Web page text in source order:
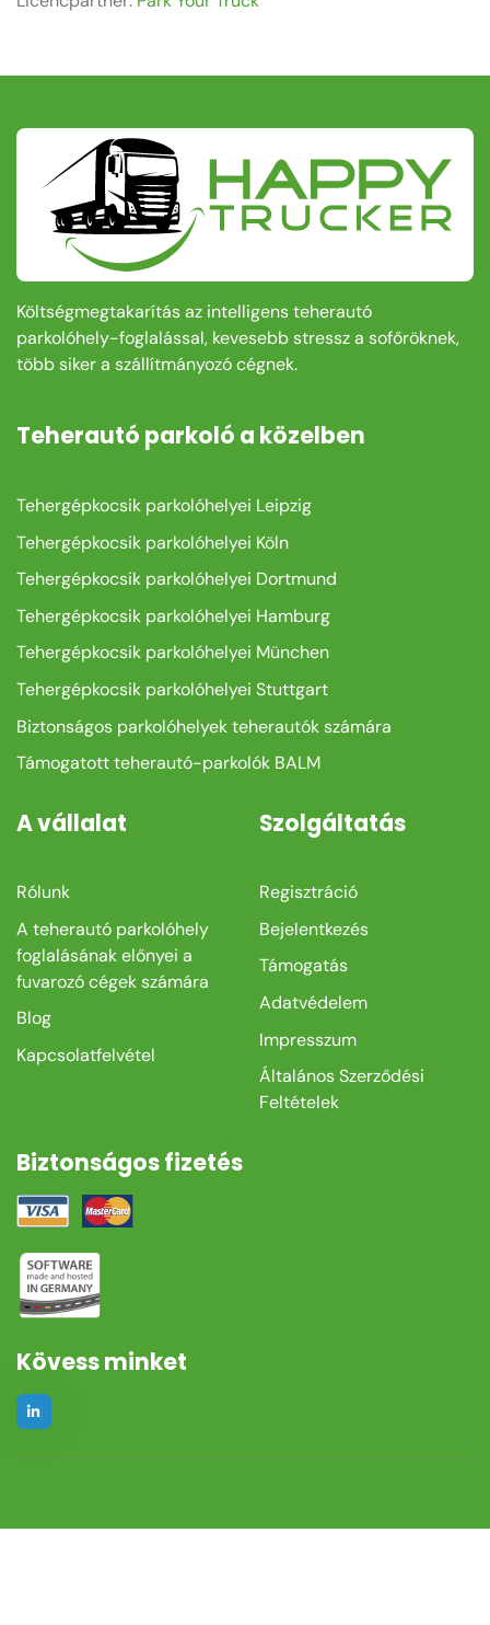
Költségmegtakarítás az intelligens teherautó
parkolóhely-foglalással, kevesebb stressz a sofőröknek,
több siker a szállítmányozó cégnek.
Teherautó parkoló a közelben
Tehergépkocsik parkolóhelyei Leipzig
Tehergépkocsik parkolóhelyei Köln
Tehergépkocsik parkolóhelyei Dortmund
Tehergépkocsik parkolóhelyei Hamburg
Tehergépkocsik parkolóhelyei München
Tehergépkocsik parkolóhelyei Stuttgart
Biztonságos parkolóhelyek teherautók számára
Támogatott teherautó-parkolók BALM
A vállalat
Rólunk
A teherautó parkolóhely
foglalásának előnyei a
fuvarozó cégek számára
Blog
Kapcsolatfelvétel
Szolgáltatás
Regisztráció
Bejelentkezés
Támogatás
Adatvédelem
Impresszum
Általános Szerződési
Feltételek
Biztonságos fizetés
Kövess minket